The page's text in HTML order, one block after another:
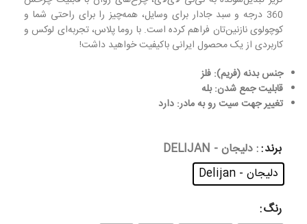
360 درجه و سبد جادار برای وسایل، همه‌چیز را برای راحتی شما و
کوچولوی نازنین‌تان فراهم کرده است. با روما پلاس، تجربه‌ای لوکس و
کاربردی از یک محصول ایرانی باکیفیت خواهید داشت!
جنس بدنه (فریم): فلز
قابلیت جمع شدن: بله
تغییر جهت سیت رو به مادر: دارد
برند : دلیجان - DELIJAN
دلیجان - Delijan
رنگ